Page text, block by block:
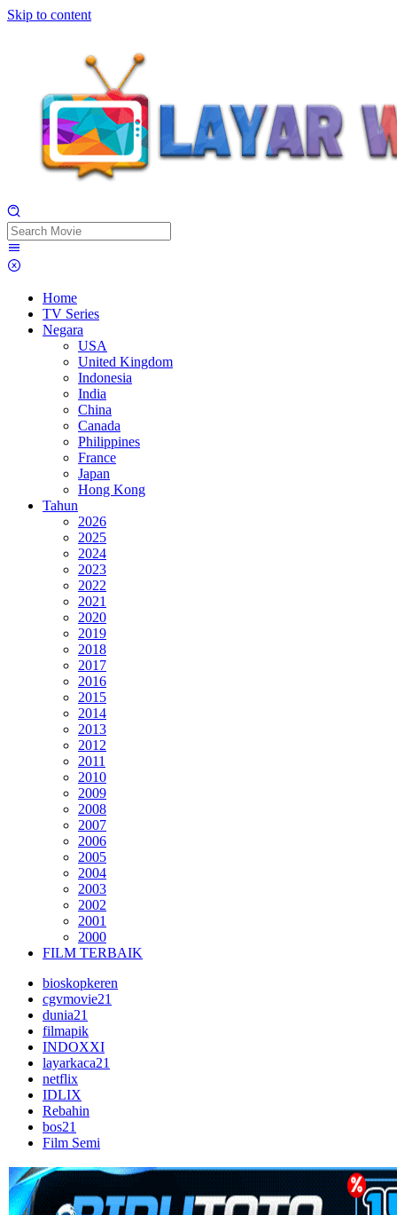
Skip to content
Home
TV Series
Negara
USA
United Kingdom
Indonesia
India
China
Canada
Philippines
France
Japan
Hong Kong
Tahun
2026
2025
2024
2023
2022
2021
2020
2019
2018
2017
2016
2015
2014
2013
2012
2011
2010
2009
2008
2007
2006
2005
2004
2003
2002
2001
2000
FILM TERBAIK
bioskopkeren
cgvmovie21
dunia21
filmapik
INDOXXI
layarkaca21
netflix
IDLIX
Rebahin
bos21
Film Semi